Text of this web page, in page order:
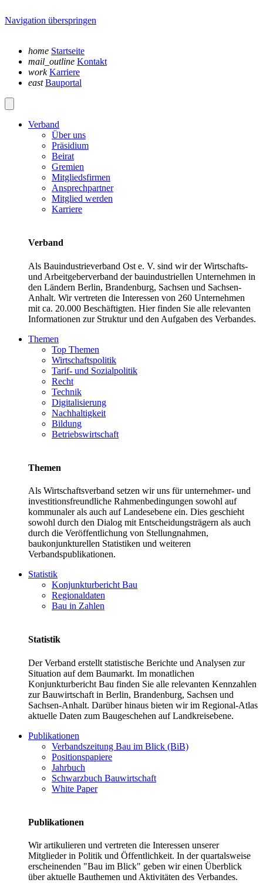
Navigation überspringen
home Startseite
mail_outline Kontakt
work Karriere
east Bauportal
Verband
Über uns
Präsidium
Beirat
Gremien
Mitgliedsfirmen
Ansprechpartner
Mitglied werden
Karriere
Verband
Als Bauindustrieverband Ost e. V. sind wir der Wirtschafts-
und Arbeitgeberverband der bauindustriellen Unternehmen in
den Ländern Berlin, Brandenburg, Sachsen und Sachsen-
Anhalt. Wir vertreten die Interessen von 260 Unternehmen
mit ca. 20.000 Beschäftigten. Hier finden Sie alle relevanten
Informationen zur Struktur und den Aufgaben des Verbandes.
Themen
Top Themen
Wirtschaftspolitik
Tarif- und Sozialpolitik
Recht
Technik
Digitalisierung
Nachhaltigkeit
Bildung
Betriebswirtschaft
Themen
Als Wirtschaftsverband setzen wir uns für unternehmer- und
investitionsfreundliche Rahmenbedingungen sowohl auf
kommunaler als auch auf Landesebene ein. Dies geschieht
sowohl durch den Dialog mit Entscheidungsträgern als auch
durch die Veröffentlichung von Stellungnahmen,
baukonjunkturellen Statistiken und weiteren
Verbandspublikationen.
Statistik
Konjunkturbericht Bau
Regionaldaten
Bau in Zahlen
Statistik
Der Verband erstellt statistische Berichte und Analysen zur
Situation auf dem Baumarkt. Im monatlichen
Konjunkturbericht Bau finden Sie alle relevanten Kennzahlen
zur Bauwirtschaft in Berlin, Brandenburg, Sachsen und
Sachsen-Anhalt. Darüber hinaus bieten wir im Regional-Atlas
aktuelle Daten zum Baugeschehen auf Landkreisebene.
Publikationen
Verbandszeitung Bau im Blick (BiB)
Positionspapiere
Jahrbuch
Schwarzbuch Bauwirtschaft
White Paper
Publikationen
Wir artikulieren und vertreten die Interessen unserer
Mitglieder in Politik und Öffentlichkeit. In der quartalsweise
erscheinenden "Bau im Blick" geben wir einen Überblick
über aktuelle Bauthemen und Aktivitäten des Verbandes.